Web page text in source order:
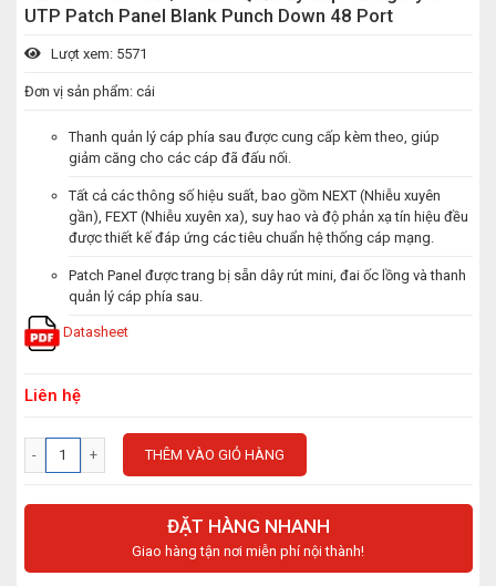
UTP Patch Panel Blank Punch Down 48 Port
Lượt xem: 5571
Đơn vị sản phẩm: cái
Thanh quản lý cáp phía sau được cung cấp kèm theo, giúp
giảm căng cho các cáp đã đấu nối.
Tất cả các thông số hiệu suất, bao gồm NEXT (Nhiễu xuyên
gần), FEXT (Nhiễu xuyên xa), suy hao và độ phản xạ tín hiệu đều
được thiết kế đáp ứng các tiêu chuẩn hệ thống cáp mạng.
Patch Panel được trang bị sẵn dây rút mini, đai ốc lồng và thanh
quản lý cáp phía sau.
Datasheet
Liên hệ
THÊM VÀO GIỎ HÀNG
ĐẶT HÀNG NHANH
Giao hàng tận nơi miễn phí nội thành!